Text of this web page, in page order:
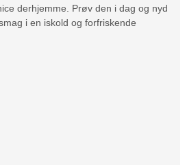
derhjemme. Prøv den i dag og nyd
i en iskold og forfriskende